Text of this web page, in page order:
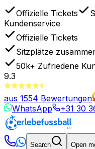
Offizielle Tickets
Kundenservice
Offizielle Tickets
Sitzplätze
50k+ Zufriedene
9.3
aus 1554 Bewertungen
WhatsApp
+31 30
Search Open